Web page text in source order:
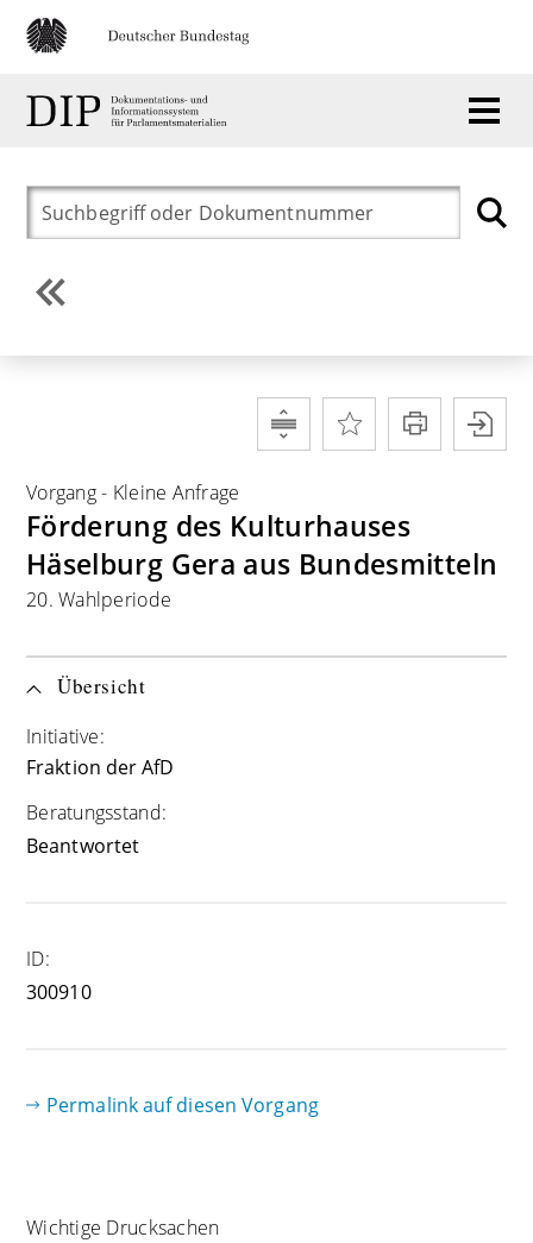
Vorgang- Kleine Anfrage
Förderung des Kulturhauses
Häselburg Gera aus Bundesmitteln
20. Wahlperiode
Übersicht
Initiative:
Fraktion der AfD
Beratungsstand:
Beantwortet
ID:
300910
Permalink auf diesen Vorgang
Wichtige Drucksachen